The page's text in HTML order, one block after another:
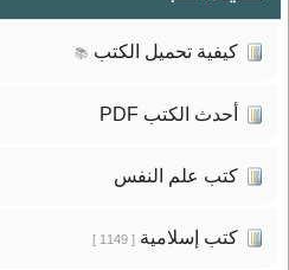
كيفية تحميل الكتب 📚
أحدث الكتب PDF
كتب علم النفس
كتب إسلامية[ 1149 ]